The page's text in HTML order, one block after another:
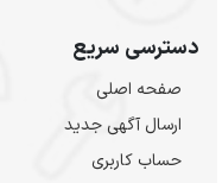
دسترسی سریع
صفحه اصلی
ارسال‌ آگهی جدید
حساب کاربری